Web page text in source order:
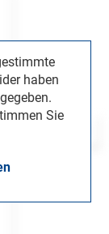
haben
Sie